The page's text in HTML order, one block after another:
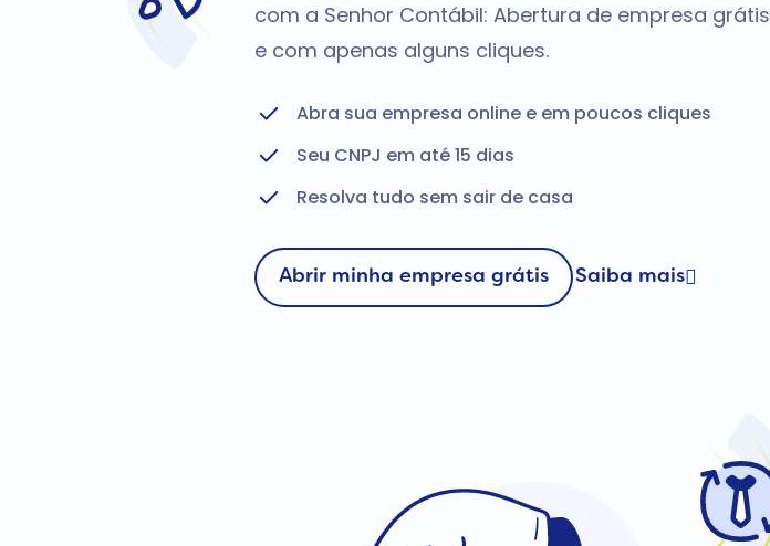
com a Senhor Contábil: Abertura de empresa grátis
e com apenas alguns cliques.
Abra sua empresa online e em poucos cliques
Seu CNPJ em até 15 dias
Resolva tudo sem sair de casa
Abrir minha empresa grátis Saiba mais